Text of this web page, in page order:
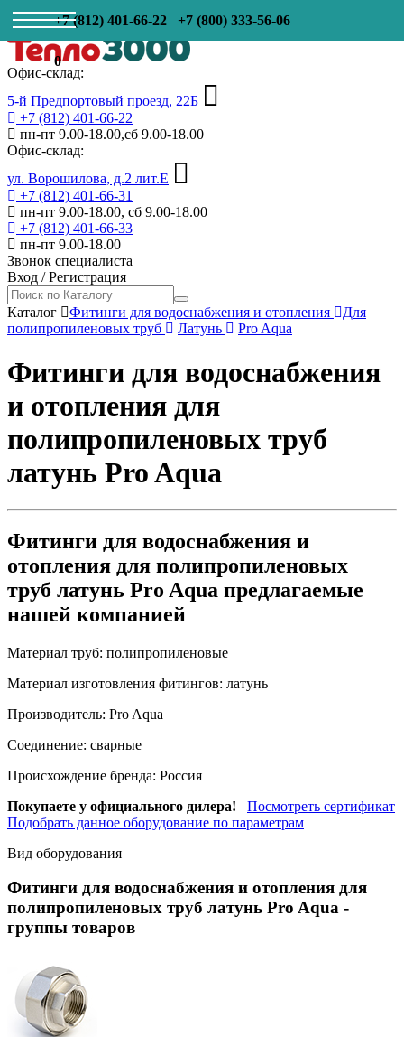
+7 (812) 401-66-22 +7 (800) 333-56-06
0
Офис-склад:
5-й Предпортовый проезд, 22Б
+7 (812) 401-66-22
пн-пт 9.00-18.00,сб 9.00-18.00
Офис-склад:
ул. Ворошилова, д.2 лит.Е
+7 (812) 401-66-31
пн-пт 9.00-18.00, сб 9.00-18.00
+7 (812) 401-66-33
пн-пт 9.00-18.00
Звонок специалиста
Вход /Регистрация
Каталог Фитинги для водоснабжения и отопления
Для
полипропиленовых труб
Латунь Pro Aqua
Фитинги для водоснабжения
и отопления для
полипропиленовых труб
латунь Pro Aqua
Фитинги для водоснабжения и
отопления для полипропиленовых
труб латунь Pro Aqua предлагаемые
нашей компанией
Материал труб: полипропиленовые
Материал изготовления фитингов: латунь
Производитель: Pro Aqua
Соединение: сварные
Происхождение бренда: Россия
Покупаете у официального дилера!
Посмотреть сертификат
Подобрать данное оборудование по параметрам
Вид оборудования
Фитинги для водоснабжения и отопления для
полипропиленовых труб латунь Pro Aqua -
группы товаров